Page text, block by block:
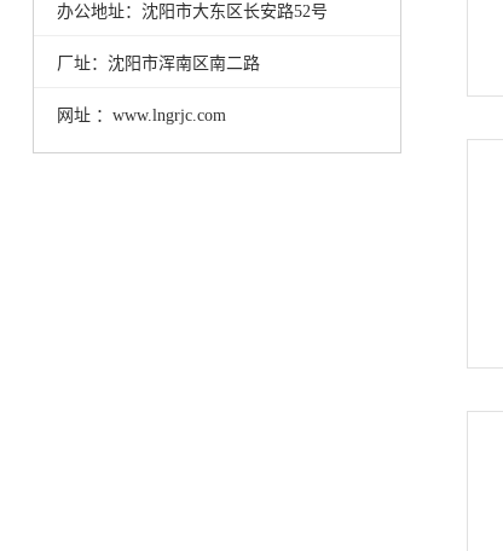
办公地址：沈阳市大东区长安路52号
厂址：沈阳市浑南区南二路
网址 ：www.lngrjc.com